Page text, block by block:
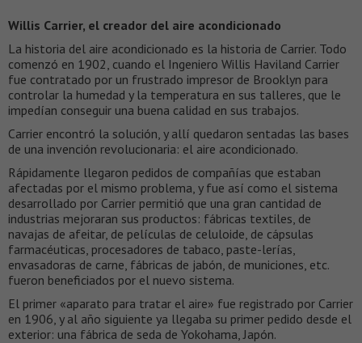
Willis Carrier, el creador del aire acondicionado
La historia del aire acondicionado es la historia de Carrier. Todo
comenzó en 1902, cuando el Ingeniero Willis Haviland Carrier
fue contratado por un frustrado impresor de Brooklyn para
controlar la humedad y la temperatura en sus talleres, que le
impedían conseguir una buena calidad en sus trabajos.
Carrier encontró la solución, y allí quedaron sentadas las bases
de una invención revolucionaria: el aire acondicionado.
Rápidamente llegaron pedidos de compañías que estaban
afectadas por el mismo problema, y fue así como el sistema
desarrollado por Carrier permitió que una gran cantidad de
industrias mejoraran sus productos: fábricas textiles, de
navajas de afeitar, de películas de celuloide, de cápsulas
farmacéuticas, procesadores de tabaco, paste-lerías,
envasadoras de carne, fábricas de jabón, de municiones, etc.
fueron beneficiados por el nuevo sistema.
El primer «aparato para tratar el aire» fue registrado por Carrier
en 1906, y al año siguiente ya llegaba su primer pedido desde el
exterior: una fábrica de seda de Yokohama, Japón.